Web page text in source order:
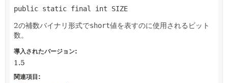
public static final int SIZE
2の補数バイナリ形式でshort値を表すのに使用されるビット
数。
導入されたバージョン:
1.5
関連項目: